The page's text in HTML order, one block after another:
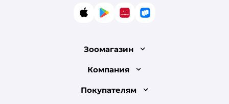
App StoreGoogle Play
AppGallery
RuStore
Зоомагазин
Лицензия
Доставка и оплата
Компания
О компании
Покупателям